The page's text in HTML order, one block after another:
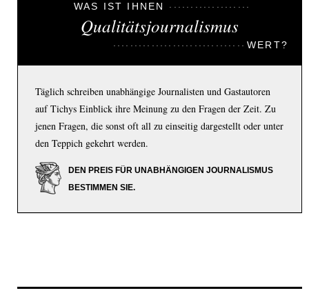
WAS IST IHNEN
Qualitätsjournalismus
WERT?
Täglich schreiben unabhängige Journalisten und Gastautoren
auf Tichys Einblick ihre Meinung zu den Fragen der Zeit. Zu
jenen Fragen, die sonst oft all zu einseitig dargestellt oder unter
den Teppich gekehrt werden.
DEN PREIS FÜR UNABHÄNGIGEN JOURNALISMUS
BESTIMMEN SIE.